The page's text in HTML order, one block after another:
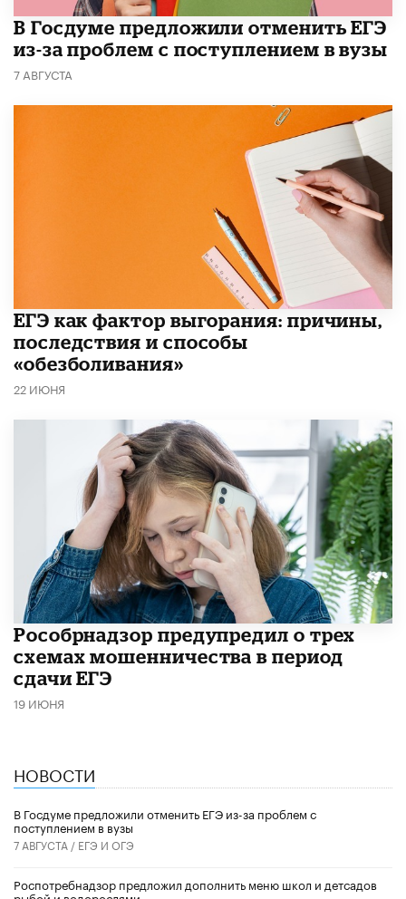
В Госдуме предложили отменить ЕГЭ
из-за проблем с поступлением в вузы
7 АВГУСТА
​ЕГЭ как фактор выгорания: причины,
последствия и способы
«обезболивания»
22 ИЮНЯ
Рособрнадзор предупредил о трех
схемах мошенничества в период
сдачи ЕГЭ
19 ИЮНЯ
НОВОСТИ
В Госдуме предложили отменить ЕГЭ из-за проблем с
поступлением в вузы
7 АВГУСТА / ЕГЭ И ОГЭ
Роспотребнадзор предложил дополнить меню школ и детсадов